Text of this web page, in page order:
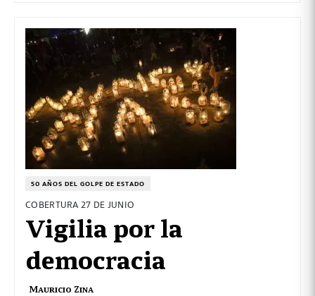
50 AÑOS DEL GOLPE DE ESTADO
COBERTURA 27 DE JUNIO
Vigilia por la
democracia
Mauricio Zina